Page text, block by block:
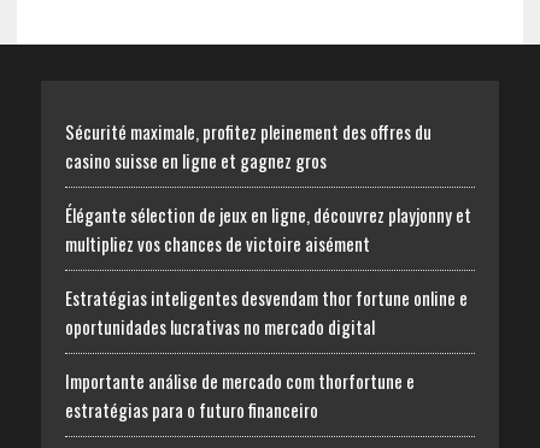
Sécurité maximale, profitez pleinement des offres du
casino suisse en ligne et gagnez gros
Élégante sélection de jeux en ligne, découvrez playjonny et
multipliez vos chances de victoire aisément
Estratégias inteligentes desvendam thor fortune online e
oportunidades lucrativas no mercado digital
Importante análise de mercado com thorfortune e
estratégias para o futuro financeiro